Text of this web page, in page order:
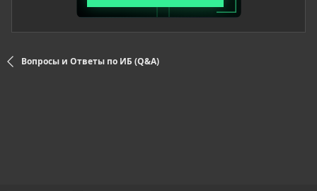
Вопросы и Ответы по ИБ (Q&A)